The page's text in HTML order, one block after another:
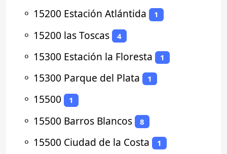
⚬ 15200 Estación Atlántida 1
⚬ 15200 las Toscas 4
⚬ 15300 Estación la Floresta 1
⚬ 15300 Parque del Plata 1
⚬ 15500 1
⚬ 15500 Barros Blancos 8
⚬ 15500 Ciudad de la Costa 1